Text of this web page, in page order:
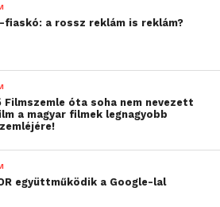
munkakapcsolatban a
mérnökökkel, ehelyett inkább
akik az MI-alapú rendszereket
azért, hogy azok
irányított tartalmakat
vagy pontatlan adatokra
a Microsoft AI Red Team talál
erről az adott AI
Ez a csoport értékeli, hogy az
fenyegetést jelent a teljes
fiaskó: a rossz reklám is reklám?
Filmszemle óta soha nem nevezett
a magyar filmek legnagyobb
együttműködik a Google-lal